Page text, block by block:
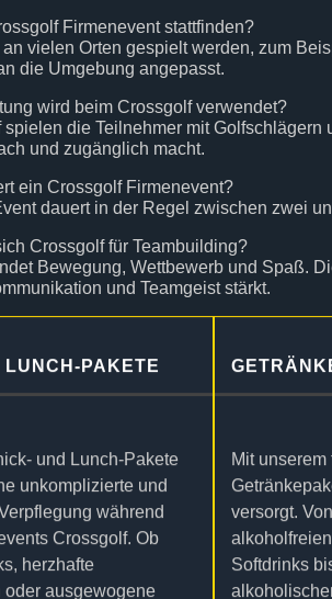
Firmenevent stattfinden?
vielen Orten gespielt werden, zum
die Umgebung angepasst.
wird beim Crossgolf verwendet?
spielen die Teilnehmer mit
und zugänglich macht.
ein Crossgolf Firmenevent?
dauert in der Regel zwischen zwei
Crossgolf für Teambuilding?
Bewegung, Wettbewerb und Spaß.
und Teamgeist stärkt.
LUNCH-PAKETE
und Lunch-Pakete
unkomplizierte und
während
Crossgolf. Ob
herzhafte
oder ausgewogene
Mit
versorgt.
Softdrinks